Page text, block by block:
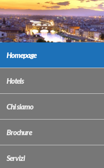
Homepage
Hotels
Chi siamo
Brochure
Servizi